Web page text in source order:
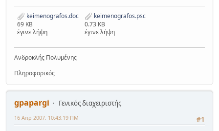
keimenografos.doc
69 KB
έγινε λήψη
keimenografos.psc
0.73 KB
έγινε λήψη
Ανδροκλής Πολυμένης
Πληροφορικός
gpapargi
Γενικός διαχειριστής
#1
16 Απρ 2007, 10:43:19 ΠΜ